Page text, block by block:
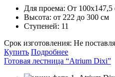
Для проема: От 100х147,5
Высота: от 222 до 300 см
Ступеней: 11
Срок изготовления: Не
Купить Подробнее
Готовая лестница “Atrium Dixi”